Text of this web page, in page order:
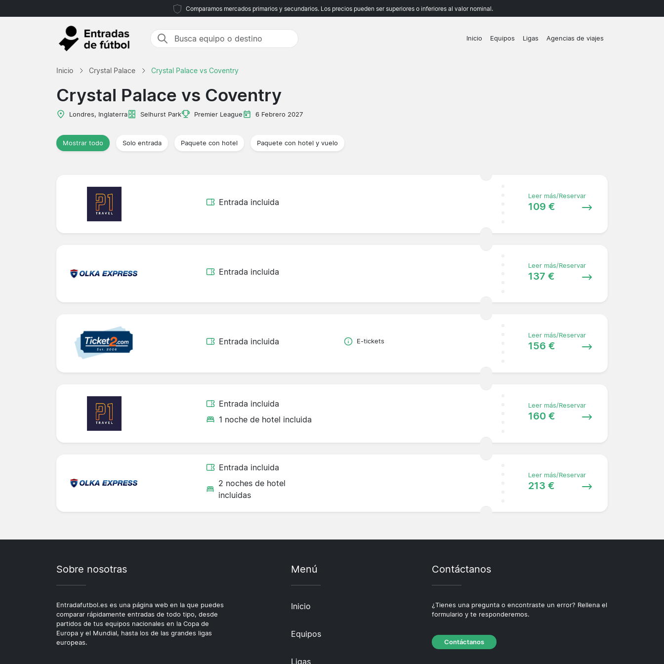
Comparamos mercados primarios y secundarios. Los precios pueden ser superiores o inferiores al valor nominal.
Inicio Equipos Ligas Agencias de viajes
Inicio Crystal Palace Crystal Palace vs Coventry
Crystal Palace vs Coventry
Londres, Inglaterra Selhurst Park Premier League 6 Febrero 2027
Mostrar todo Solo entrada Paquete con hotel Paquete con hotel y vuelo
Entrada incluida
Leer más/Reservar
109 €
Entrada incluida
Leer más/Reservar
137 €
Entrada incluida E-tickets
Leer más/Reservar
156 €
Entrada incluida
1 noche de hotel incluida
Leer más/Reservar
160 €
Entrada incluida
2 noches de hotel
incluidas
Leer más/Reservar
213 €
Sobre nosotras
Entradafutbol.es es una página web en la que puedes
comparar rápidamente entradas de todo tipo, desde
partidos de tus equipos nacionales en la Copa de
Europa y el Mundial, hasta los de las grandes ligas
europeas.
Menú
Inicio
Equipos
Ligas
Contáctanos
¿Tienes una pregunta o encontraste un error? Rellena el
formulario y te responderemos.
Contáctanos